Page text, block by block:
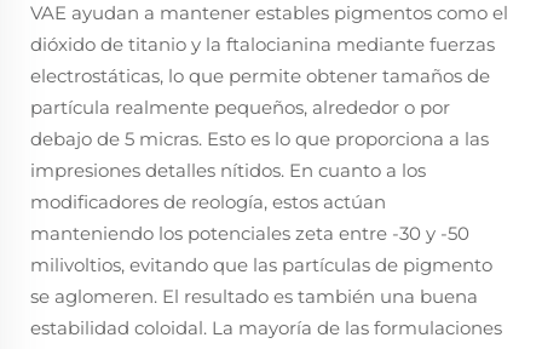
VAE ayudan a mantener estables pigmentos como el
dióxido de titanio y la ftalocianina mediante fuerzas
electrostáticas, lo que permite obtener tamaños de
partícula realmente pequeños, alrededor o por
debajo de 5 micras. Esto es lo que proporciona a las
impresiones detalles nítidos. En cuanto a los
modificadores de reología, estos actúan
manteniendo los potenciales zeta entre -30 y -50
milivoltios, evitando que las partículas de pigmento
se aglomeren. El resultado es también una buena
estabilidad coloidal. La mayoría de las formulaciones